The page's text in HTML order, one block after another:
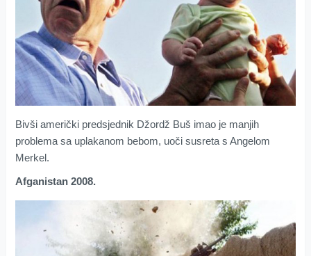
Bivši američki predsjednik Džordž Buš imao je manjih
problema sa uplakanom bebom, uoči susreta s Angelom
Merkel.
Afganistan 2008.